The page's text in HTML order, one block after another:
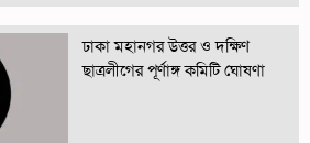
ঢাকা মহানগর উত্তর ও দক্ষিণ
ছাত্রলীগের পূর্ণাঙ্গ কমিটি ঘোষণা